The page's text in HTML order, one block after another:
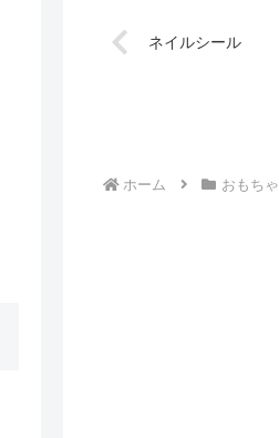
ネイルシール
ホーム おもちゃ